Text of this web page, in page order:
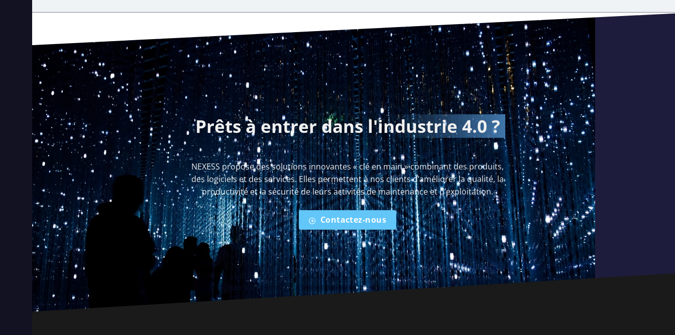
Prêts à entrer dansl'industrie 4.0 ?
NEXESS propose des solutions innovantes « clé en main » combinant des produits,
des logiciels et des services. Elles permettent à nos clients d’améliorer la qualité, la
productivité et la sécurité de leurs activités de maintenance et d’exploitation.
Contactez-nous